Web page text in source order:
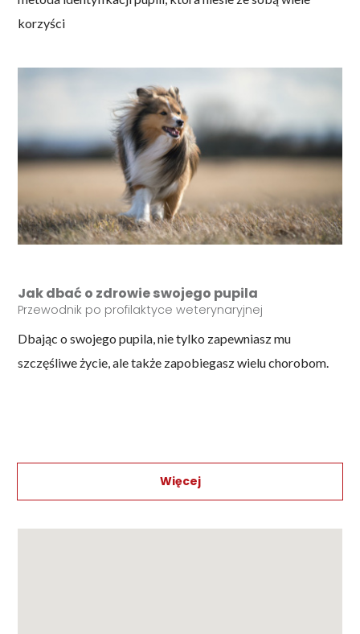
korzyści
Jak dbać o zdrowie swojego pupila
Przewodnik po profilaktyce weterynaryjnej
Dbając o swojego pupila, nie tylko zapewniasz mu
szczęśliwe życie, ale także zapobiegasz wielu chorobom.
Więcej